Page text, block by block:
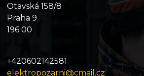
Otavská 158/8
Praha 9
196 00
+420602142581
elektropozarni@cmail.cz